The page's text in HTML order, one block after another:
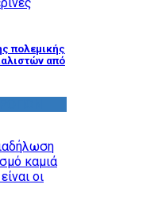
πολεμικής
από